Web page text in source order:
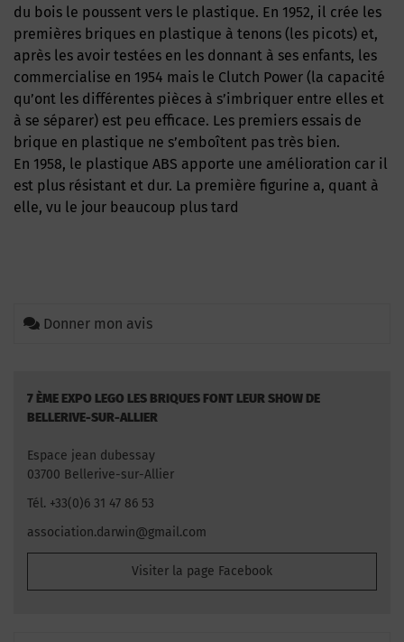
du bois le poussent vers le plastique. En 1952, il crée les
premières briques en plastique à tenons (les picots) et,
après les avoir testées en les donnant à ses enfants, les
commercialise en 1954 mais le Clutch Power (la capacité
qu’ont les différentes pièces à s’imbriquer entre elles et
à se séparer) est peu efficace. Les premiers essais de
brique en plastique ne s’emboîtent pas très bien.
En 1958, le plastique ABS apporte une amélioration car il
est plus résistant et dur. La première figurine a, quant à
elle, vu le jour beaucoup plus tard
Donner mon avis
7 ÈME EXPO LEGO LES BRIQUES FONT LEUR SHOW DE
BELLERIVE-SUR-ALLIER
Espace jean dubessay
03700 Bellerive-sur-Allier
Tél. +33(0)6 31 47 86 53
association.darwin@gmail.com
Visiter la page Facebook